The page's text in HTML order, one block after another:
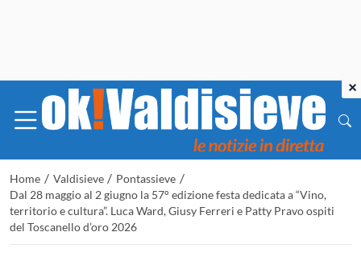
Home / Valdisieve / Pontassieve /
Dal 28 maggio al 2 giugno la 57° edizione festa dedicata a “Vino,
territorio e cultura”. Luca Ward, Giusy Ferreri e Patty Pravo ospiti
del Toscanello d’oro 2026
×